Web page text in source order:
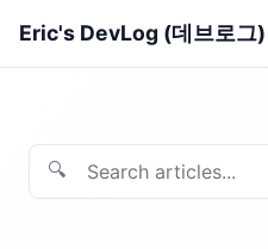
Eric's DevLog (데브로그)
🔍